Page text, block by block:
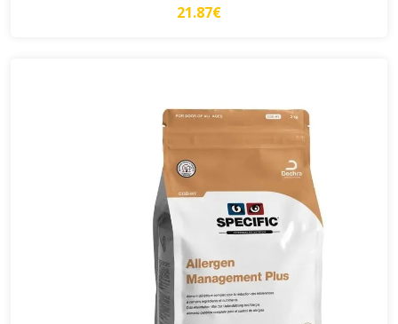
21.87€